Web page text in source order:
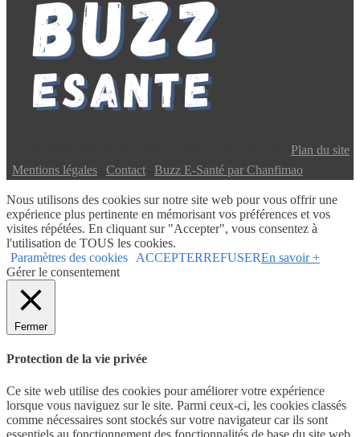
Plan du site
Mentions légales Contact Buzz E-Santé par Chanfimao
Nous utilisons des cookies sur notre site web pour vous offrir une
expérience plus pertinente en mémorisant vos préférences et vos
visites répétées. En cliquant sur "Accepter", vous consentez à
l'utilisation de TOUS les cookies.
Paramètres des cookies
ACCEPTERREFUSEREn savoir +
Gérer le consentement
Fermer
Protection de la vie privée
Ce site web utilise des cookies pour améliorer votre expérience
lorsque vous naviguez sur le site. Parmi ceux-ci, les cookies classés
comme nécessaires sont stockés sur votre navigateur car ils sont
essentiels au fonctionnement des fonctionnalités de base du site web.